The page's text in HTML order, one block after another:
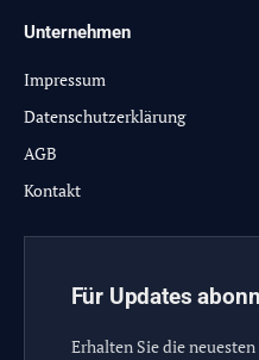
Unternehmen
Impressum
Datenschutzerklärung
AGB
Kontakt
Für Updates
Erhalten Sie die